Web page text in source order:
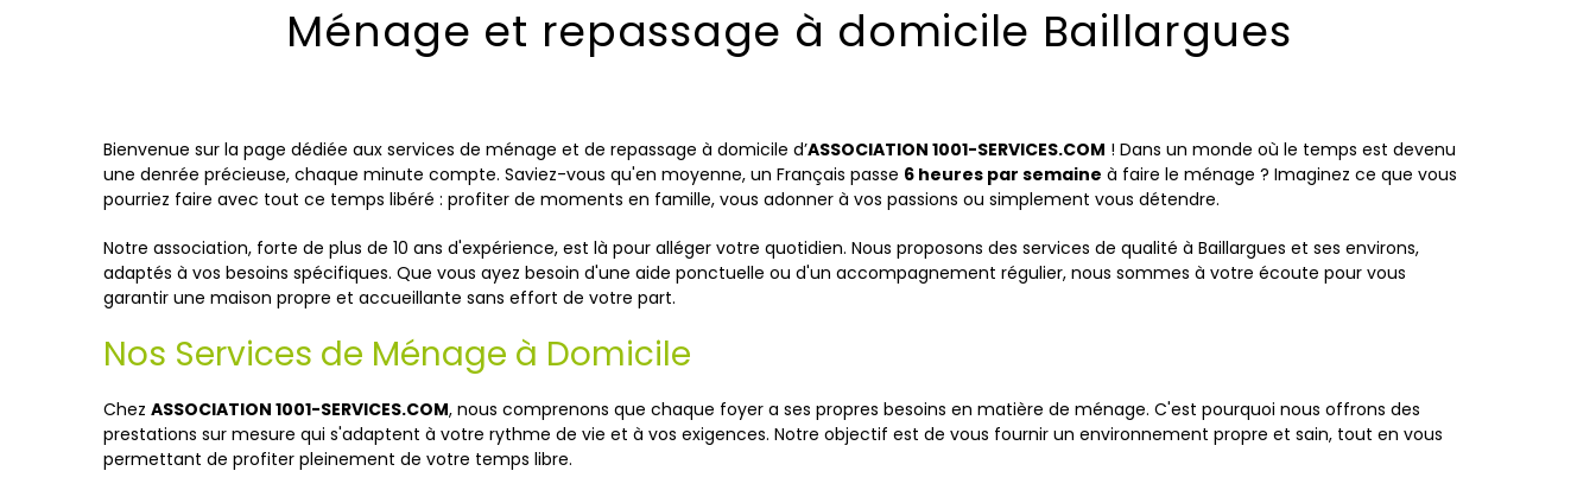
Ménage et repassage à domicile Baillargues
Bienvenue sur la page dédiée aux services de ménage et de repassage à domicile d’ASSOCIATION 1001-SERVICES.COM ! Dans un monde où le temps est devenu
une denrée précieuse, chaque minute compte. Saviez-vous qu'en moyenne, un Français passe 6 heures par semaine à faire le ménage ? Imaginez ce que vous
pourriez faire avec tout ce temps libéré : profiter de moments en famille, vous adonner à vos passions ou simplement vous détendre.
Notre association, forte de plus de 10 ans d'expérience, est là pour alléger votre quotidien. Nous proposons des services de qualité à Baillargues et ses environs,
adaptés à vos besoins spécifiques. Que vous ayez besoin d'une aide ponctuelle ou d'un accompagnement régulier, nous sommes à votre écoute pour vous
garantir une maison propre et accueillante sans effort de votre part.
Nos Services de Ménage à Domicile
Chez ASSOCIATION 1001-SERVICES.COM, nous comprenons que chaque foyer a ses propres besoins en matière de ménage. C'est pourquoi nous offrons des
prestations sur mesure qui s'adaptent à votre rythme de vie et à vos exigences. Notre objectif est de vous fournir un environnement propre et sain, tout en vous
permettant de profiter pleinement de votre temps libre.